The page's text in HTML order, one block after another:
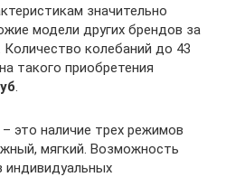
значительно
модели других брендов за
колебаний до 43
такого приобретения
.
это наличие трех режимов
мягкий. Возможность
индивидуальных